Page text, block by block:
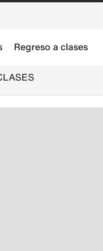
Regreso a clases